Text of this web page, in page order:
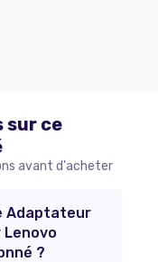
sur ce
avant d'acheter
Adaptateur
?